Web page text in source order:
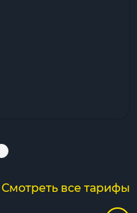
Смотреть все тарифы